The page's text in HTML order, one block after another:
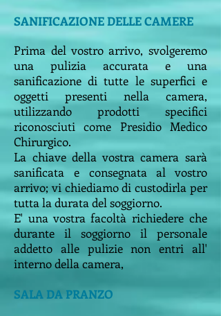
SANIFICAZIONE DELLE CAMERE
Prima del vostro arrivo, svolgeremo
una pulizia accurata e una
sanificazione di tutte le superfici e
oggetti presenti nella camera,
utilizzando prodotti specifici
riconosciuti come Presidio Medico
Chirurgico.
La chiave della vostra camera sarà
sanificata e consegnata al vostro
arrivo; vi chiediamo di custodirla per
tutta la durata del soggiorno.
E' una vostra facoltà richiedere che
durante il soggiorno il personale
addetto alle pulizie non entri all'
interno della camera,
SALA DA PRANZO